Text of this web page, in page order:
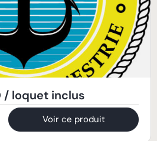
/ loquet inclus
Voir ce produit